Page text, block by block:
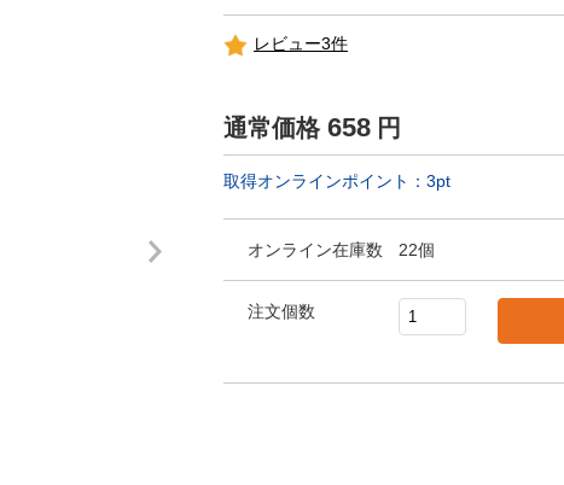
レビュー3件
通常価格 658 円
取得オンラインポイント： 3pt
オンライン在庫数 22個
注文個数